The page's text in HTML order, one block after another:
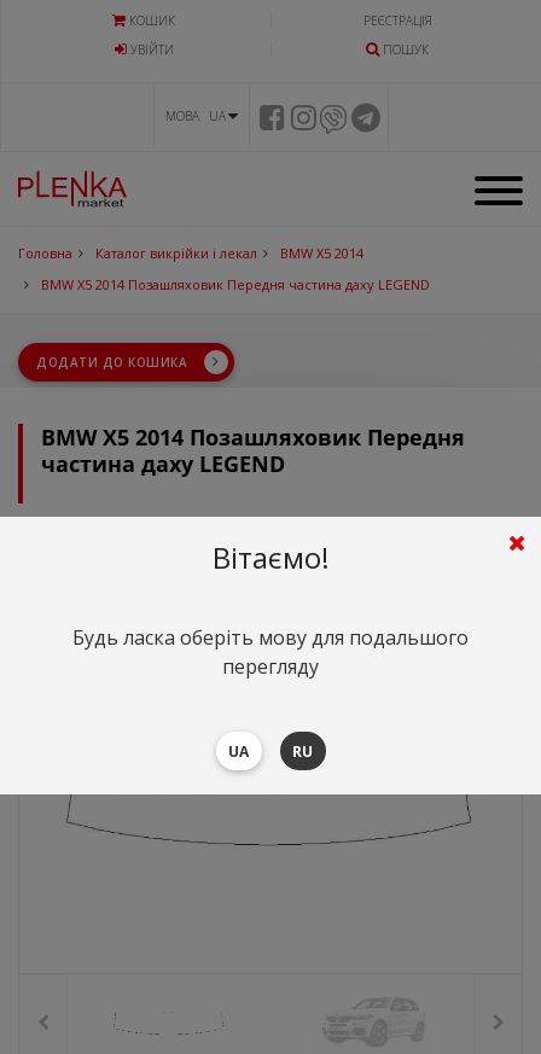
КОШИК
РЕЄСТРАЦІЯ
УВIЙТИ
ПОШУК
МОВА UA
Головна Каталог викрійки і лекал
BMW X5 2014
BMW X5 2014 Позашляховик Передня частина даху LEGEND
ДОДАТИ ДО КОШИКА
BMW X5 2014 Позашляховик Передня
частина даху LEGEND
грн.
Вітаємо!
Будь ласка оберіть мову для подальшого
перегляду
UA RU